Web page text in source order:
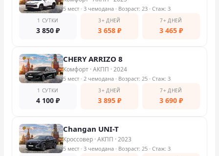
5 мест · 3 чемодана · Возраст: 23 · Стаж: 3
1 СУТКИ
3 850 ₽
3+ ДНЕЙ
3 658 ₽
7+ ДНЕЙ
3 465 ₽
CHERY ARRIZO 8
Комфорт ·АКПП ·2024
5 мест · 2 чемодана · Возраст: 25 · Стаж: 3
1 СУТКИ
4 100 ₽
3+ ДНЕЙ
3 895 ₽
7+ ДНЕЙ
3 690 ₽
Changan UNI-T
Кроссовер ·АКПП ·2023
5 мест · 3 чемодана · Возраст: 25 · Стаж: 3